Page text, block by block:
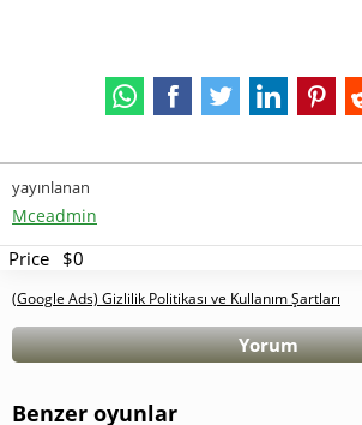
yayınlanan
Mceadmin
Price $0
(Google Ads) Gizlilik Politikası ve Kullanım Şartları
Yorum
Benzer oyunlar